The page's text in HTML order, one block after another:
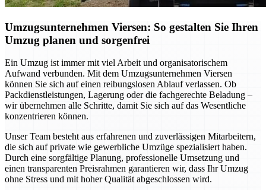
Umzugsunternehmen Viersen: So gestalten Sie Ihren
Umzug planen und sorgenfrei
Ein Umzug ist immer mit viel Arbeit und organisatorischem
Aufwand verbunden. Mit dem Umzugsunternehmen Viersen
können Sie sich auf einen reibungslosen Ablauf verlassen. Ob
Packdienstleistungen, Lagerung oder die fachgerechte Beladung –
wir übernehmen alle Schritte, damit Sie sich auf das Wesentliche
konzentrieren können.
Unser Team besteht aus erfahrenen und zuverlässigen Mitarbeitern,
die sich auf private wie gewerbliche Umzüge spezialisiert haben.
Durch eine sorgfältige Planung, professionelle Umsetzung und
einen transparenten Preisrahmen garantieren wir, dass Ihr Umzug
ohne Stress und mit hoher Qualität abgeschlossen wird.